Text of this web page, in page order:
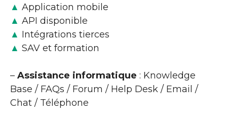
▲ Application mobile
▲ API disponible
▲ Intégrations tierces
▲ SAV et formation
– Assistance informatique : Knowledge
Base / FAQs / Forum / Help Desk / Email /
Chat / Téléphone